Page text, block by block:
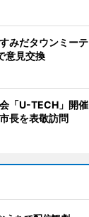
みだタウンミーテ
意見交換
「U-TECH」開催
長を表敬訪問